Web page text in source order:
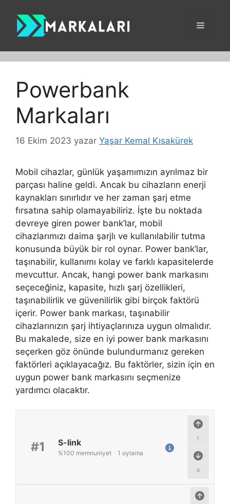
Menü
Powerbank
Markaları
16 Ekim 2023 yazar Yaşar Kemal Kısakürek
Mobil cihazlar, günlük yaşamımızın ayrılmaz bir
parçası haline geldi. Ancak bu cihazların enerji
kaynakları sınırlıdır ve her zaman şarj etme
fırsatına sahip olamayabiliriz. İşte bu noktada
devreye giren power bank’lar, mobil
cihazlarımızı daima şarjlı ve kullanılabilir tutma
konusunda büyük bir rol oynar. Power bank’lar,
taşınabilir, kullanımı kolay ve farklı kapasitelerde
mevcuttur. Ancak, hangi power bank markasını
seçeceğiniz, kapasite, hızlı şarj özellikleri,
taşınabilirlik ve güvenilirlik gibi birçok faktörü
içerir. Power bank markası, taşınabilir
cihazlarınızın şarj ihtiyaçlarınıza uygun olmalıdır.
Bu makalede, size en iyi power bank markasını
seçerken göz önünde bulundurmanız gereken
faktörleri açıklayacağız. Bu faktörler, sizin için en
uygun power bank markasını seçmenize
yardımcı olacaktır.
#1
1
0
S-link
%100 memnuniyet - 1 oylama